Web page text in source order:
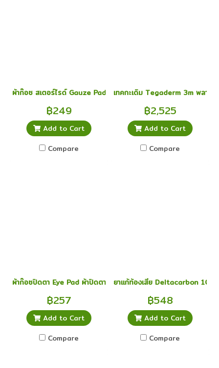
ผ้าก๊อซ สเตอร์ไรด์ Gauze Pad ผ้าก๊อซ 3x3 นิ้ว ยกกล่อง 20 ชิ้น
฿249
Add to Cart
Compare
เทคกะเดิม Tegaderm 3m พลา
฿2,525
Add to Cart
Compare
ผ้าก๊อซปิดตา Eye Pad ผ้าปิดตา สเตอร์ไรด์ sterile eye pad ยกก
฿257
Add to Cart
Compare
ยาแก้ท้องเสีย Deltacarbon 10
฿548
Add to Cart
Compare